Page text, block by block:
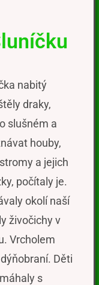
nabitý
draky,
slušném a
houby,
a jejich
počítaly je.
okolí naší
živočichy v
Vrcholem
dýňobraní. Děti
s